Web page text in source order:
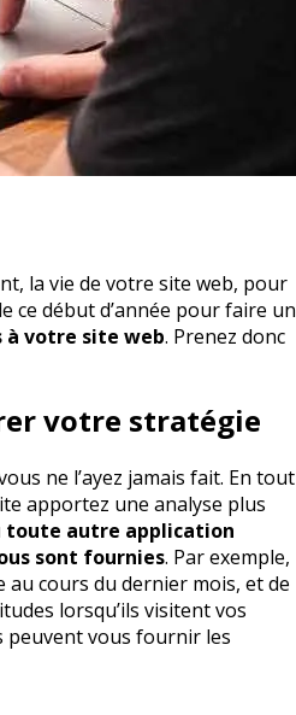
la vie de votre site web, pour
ce début d’année pour faire un
votre site web. Prenez donc
votre stratégie
ne l’ayez jamais fait. En tout
apportez une analyse plus
toute autre application
sont fournies. Par exemple,
cours du dernier mois, et de
lorsqu’ils visitent vos
peuvent vous fournir les